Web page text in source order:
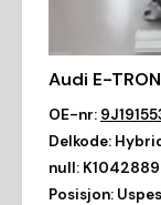
Audi E-
OE-nr:
Delkode:
null: K1042889
Posisjon: